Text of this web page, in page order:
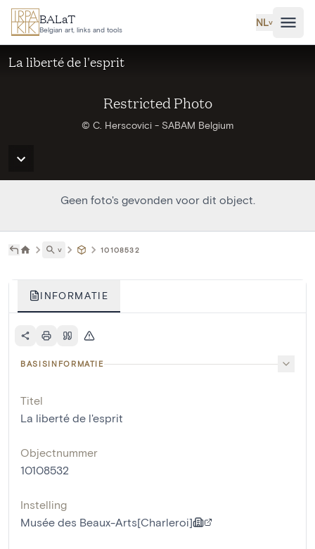
Ga naar hoofdinhoud
BALaT
Belgian art, links and tools
NL˅
Restricted Photo
© C. Herscovici - SABAM Belgium
La liberté de l'esprit
Geen foto's gevonden voor dit object.
˅ 10108532
INFORMATIE
BASISINFORMATIE
Titel
La liberté de l'esprit
Objectnummer
10108532
Instelling
Musée des Beaux-Arts[Charleroi]